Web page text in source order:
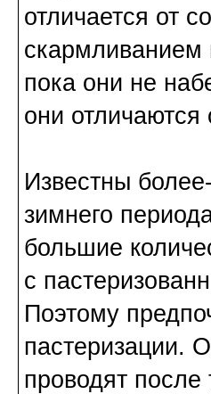
отличается от
скармливанием
пока они не
они
Известны
зимнего
большие
с
Поэтому
пастеризации.
проводят после